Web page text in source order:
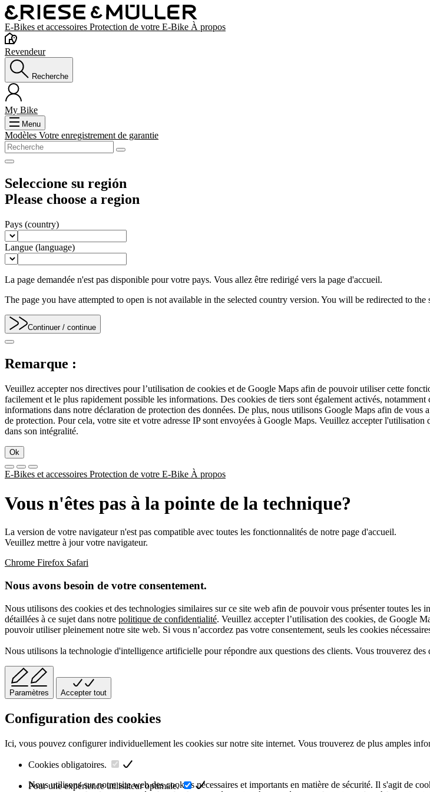
E-Bikes et accessoires Protection de votre E-Bike À propos
Revendeur
Recherche
My Bike
Menu
Modèles Votre enregistrement de garantie
Seleccione su región
Please choose a region
Pays (country)
Langue (language)
La page demandée n'est pas disponible pour votre pays. Vous allez être redirigé vers la page d'accueil.
The page you have attempted to open is not available in the selected country version. You will be redirected to the
Continuer / continue
Remarque :
Veuillez accepter nos directives pour l’utilisation de cookies et de Google Maps afin de pouvoir utiliser cette
facilement et le plus rapidement possible les informations. Des cookies de tiers sont également activés,
informations dans notre déclaration de protection des données. De plus, nous utilisons Google Maps afin de
de protection. Pour cela, votre site et votre adresse IP sont envoyées à Google Maps. Veuillez accepter
dans son intégralité.
Ok
E-Bikes et accessoires Protection de votre E-Bike À propos
Vous n'êtes pas à la pointe de la technique?
La version de votre navigateur n'est pas compatible avec toutes les fonctionnalités de notre page d'accueil.
Veuillez mettre à jour votre navigateur.
Chrome Firefox Safari
Nous avons besoin de votre consentement.
Nous utilisons des cookies et des technologies similaires sur ce site web afin de pouvoir vous présenter toutes
détaillées à ce sujet dans notre politique de confidentialité. Veuillez accepter l’utilisation des cookies, de Google
pouvoir utiliser pleinement notre site web. Si vous n’accordez pas votre consentement, seuls les cookies
Nous utilisons la technologie d'intelligence artificielle pour répondre aux questions des clients. Vous trouverez des
Paramètres Accepter tout
Configuration des cookies
Ici, vous pouvez configurer individuellement les cookies sur notre site internet. Vous trouverez de plus amples
Cookies obligatoires.
Nous utilisons sur notre site web des cookies nécessaires et importants en matière de sécurité. Il s'agit de
Pour une expérience utilisateur optimale.